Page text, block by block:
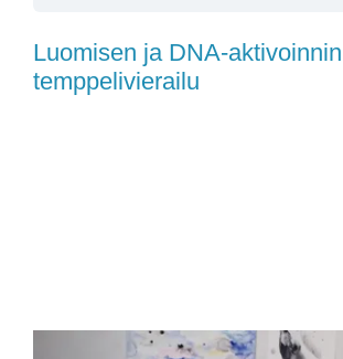
Luomisen ja DNA-aktivoinnin
temppelivierailu